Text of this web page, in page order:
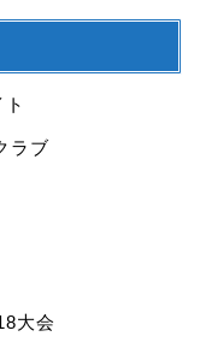
ラブ
大会